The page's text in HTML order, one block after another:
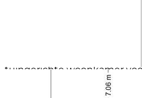
Ruime hal met entree,
moderne toiletruimte met
en trapopgang naar de 1e
tuingerichte woonkamer
houten vloer en veel
met uitzicht op de tuin en